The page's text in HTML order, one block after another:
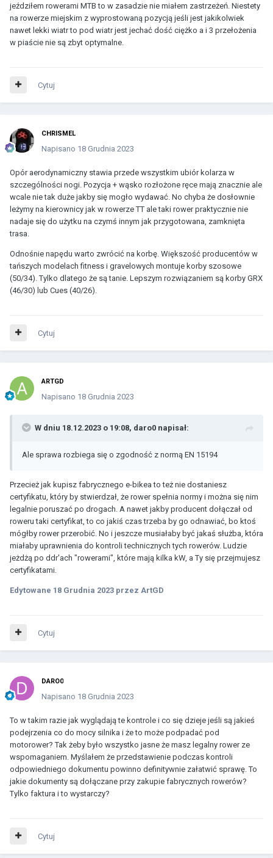
jeździłem rowerami MTB to w zasadzie nie miałem zastrzeżeń. Niestety
na rowerze miejskim z wyprostowaną pozycją jeśli jest jakikolwiek
nawet lekki wiatr to pod wiatr jest jechać dość ciężko a i 3 przełożenia
w piaście nie są zbyt optymalne.
Cytuj
CHRISMEL
Napisano 18 Grudnia 2023
Opór aerodynamiczny stawia przede wszystkim ubiór kolarza w
szczególności nogi. Pozycja + wąsko rozłożone ręce mają znacznie ale
wcale nie tak duże jakby się mogło wydawać. No chyba że dosłownie
leżymy na kierownicy jak w rowerze TT ale taki rower praktycznie nie
nadaje się do użytku na czymś innym jak przygotowana, zamknięta
trasa.
Odnośnie napędu warto zwrócić na korbę. Większość producentów w
tańszych modelach fitness i gravelowych montuje korby szosowe
(50/34). Tylko dlatego że są tanie. Lepszym rozwiązaniem są korby GRX
(46/30) lub Cues (40/26).
Cytuj
ARTGD
Napisano 18 Grudnia 2023
W dniu 18.12.2023 o 19:08, daro0 napisał:
Ale sprawa rozbiega się o zgodność z normą EN 15194
Przecież jak kupisz fabrycznego e-bikea to też nie dostaniesz
certyfikatu, który by stwierdzał, że rower spełnia normy i można się nim
legalnie poruszać po drogach. A nawet jakby producent dołączał od
roweru taki certyfikat, to co jakiś czas trzeba by go odnawiać, bo ktoś
mógłby rower przerobić. No i jeszcze musiałaby być jakaś służba, która
miałaby uprawnienia do kontroli technicznych tych rowerów. Ludzie
jeżdżą po ddr'ach "rowerami", które mają kilka kW, a Ty się przejmujesz
certyfikatami.
Edytowane 18 Grudnia 2023 przez ArtGD
Cytuj
DARO0
Napisano 18 Grudnia 2023
To w takim razie jak wyglądają te kontrole i co się dzieje jeśli są jakieś
podejrzenia co do mocy silnika i że to może podpadać pod
motorower? Tak żeby było wszystko jasne że masz legalny rower ze
wspomaganiem. Myślałem że przedstawienie podczas kontroli
odpowiedniego dokumentu powinno definitywnie załatwić sprawę. To
jakie dokumenty są dołączane przy zakupie fabrycznych rowerów?
Tylko faktura i to wystarczy?
Cytuj